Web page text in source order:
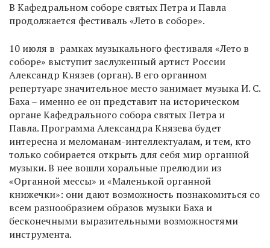
В Кафедральном соборе святых Петра и Павла
продолжается фестиваль «Лето в соборе».
10 июля в рамках музыкального фестиваля «Лето в
соборе» выступит заслуженный артист России
Александр Князев (орган). В его органном
репертуаре значительное место занимает музыка И. С.
Баха – именно ее он представит на историческом
органе Кафедрального собора святых Петра и
Павла. Программа Александра Князева будет
интересна и меломанам-интеллектуалам, и тем, кто
только собирается открыть для себя мир органной
музыки. В нее вошли хоральные прелюдии из
«Органной мессы» и «Маленькой органной
книжечки»: они дают возможность познакомиться со
всем разнообразием образов музыки Баха и
бесконечными выразительными возможностями
инструмента.